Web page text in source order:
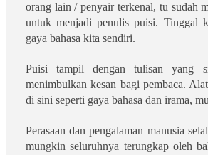
orang lain / penyair terkenal, tu sudah
untuk menjadi penulis puisi. Tinggal
gaya bahasa kita sendiri.
Puisi tampil dengan tulisan yang
menimbulkan kesan bagi pembaca.
di sini seperti gaya bahasa dan irama,
Perasaan dan pengalaman manusia
mungkin seluruhnya terungkap oleh